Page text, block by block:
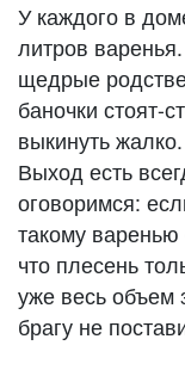
У каждого в
литров
щедрые
баночки стоят-
выкинуть
Выход есть
оговоримся:
такому
что плесень
уже весь объем
брагу не